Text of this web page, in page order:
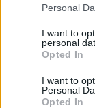
Personal
I want to
personal
Opted In
I want to
Personal
Opted In
Autore